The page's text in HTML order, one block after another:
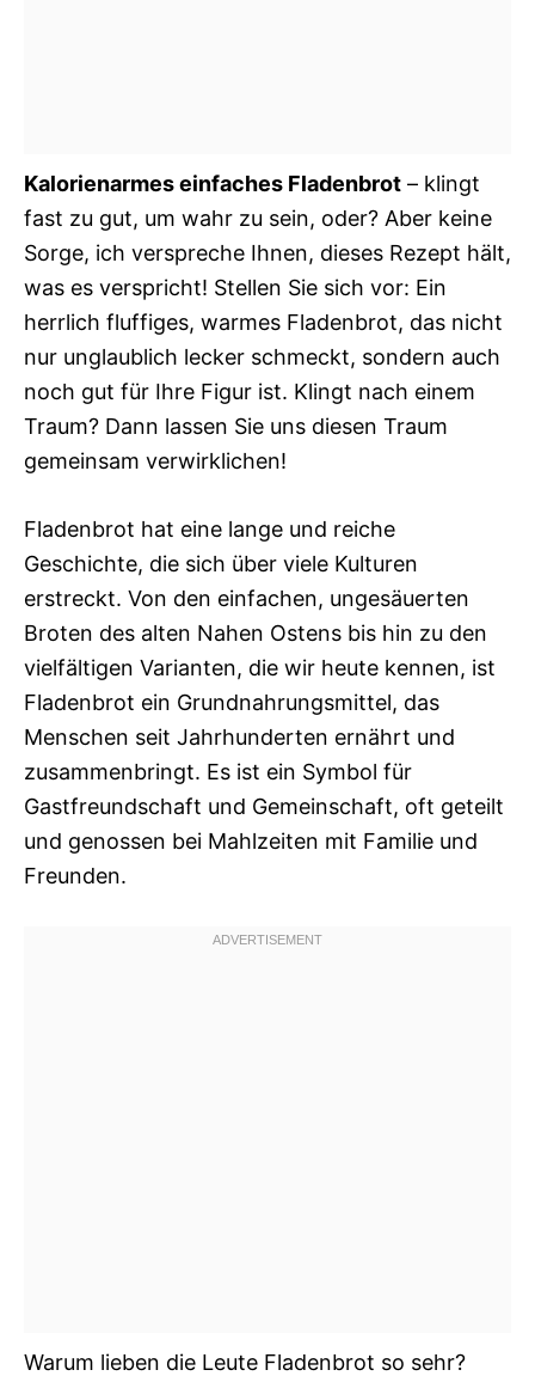
Kalorienarmes einfaches Fladenbrot – klingt
fast zu gut, um wahr zu sein, oder? Aber keine
Sorge, ich verspreche Ihnen, dieses Rezept hält,
was es verspricht! Stellen Sie sich vor: Ein
herrlich fluffiges, warmes Fladenbrot, das nicht
nur unglaublich lecker schmeckt, sondern auch
noch gut für Ihre Figur ist. Klingt nach einem
Traum? Dann lassen Sie uns diesen Traum
gemeinsam verwirklichen!
Fladenbrot hat eine lange und reiche
Geschichte, die sich über viele Kulturen
erstreckt. Von den einfachen, ungesäuerten
Broten des alten Nahen Ostens bis hin zu den
vielfältigen Varianten, die wir heute kennen, ist
Fladenbrot ein Grundnahrungsmittel, das
Menschen seit Jahrhunderten ernährt und
zusammenbringt. Es ist ein Symbol für
Gastfreundschaft und Gemeinschaft, oft geteilt
und genossen bei Mahlzeiten mit Familie und
Freunden.
Warum lieben die Leute Fladenbrot so sehr?